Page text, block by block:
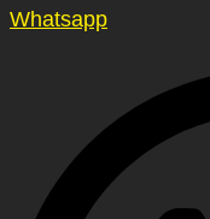
Whatsapp